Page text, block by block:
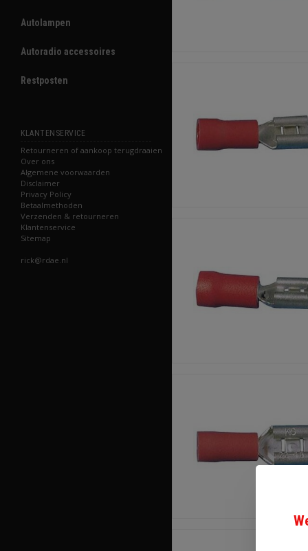
Autolampen
Autoradio accessoires
Restposten
KLANTENSERVICE
Retourneren of aankoop terugdraaien
Over ons
Algemene voorwaarden
Disclaimer
Privacy Policy
Betaalmethoden
Verzenden & retourneren
Klantenservice
Sitemap
rick@rdae.nl